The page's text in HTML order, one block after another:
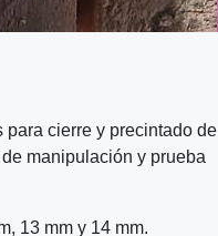
cierre y precintado de
manipulación y prueba
13 mm y 14 mm.